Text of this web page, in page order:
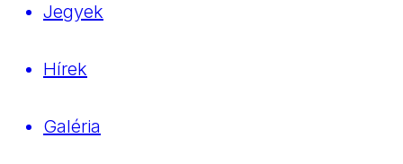
Jegyek
Hírek
Galéria